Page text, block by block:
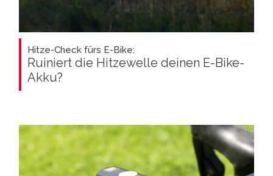
Hitze-Check fürs E-Bike:
Ruiniert die Hitzewelle deinen E-Bike-
Akku?